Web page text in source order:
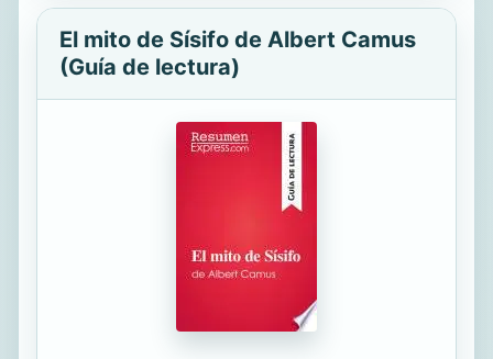
El mito de Sísifo de Albert Camus
(Guía de lectura)